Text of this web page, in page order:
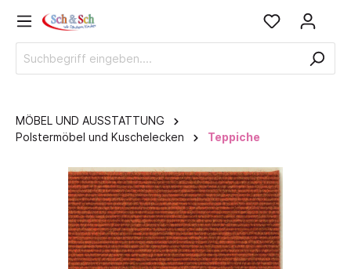
MÖBEL UND AUSSTATTUNG
Polstermöbel und Kuschelecken
Teppiche